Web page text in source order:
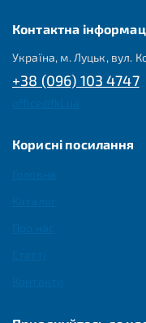
Контактна
Україна, м. Луцьк, вул.
+38 (096) 103 4747
Корисні посилання